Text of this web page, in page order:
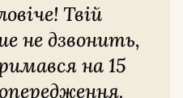
не дзвонить,
на 15